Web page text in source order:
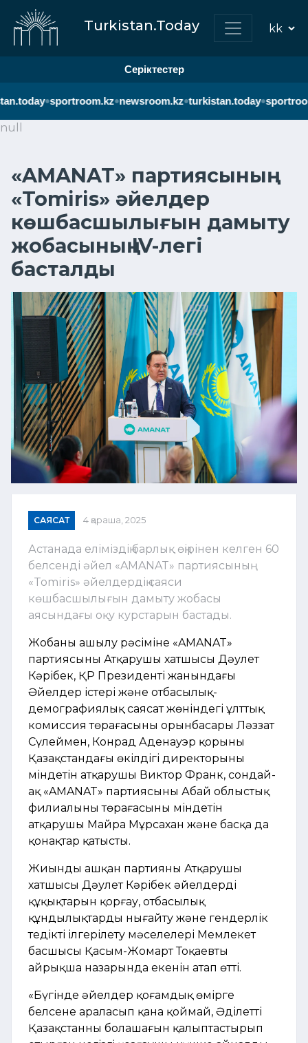
Turkistan.Today
Серіктестер
•sportroom.kz•newsroom.kz•turkistan.today•
null
«AMANAT» партиясының
«Tomiris» әйелдер
көшбасшылығын дамыту
жобасының IV-легі
басталды
САЯСАТ 4 қараша, 2025
Астанада еліміздің барлық өңірінен келген 60
белсенді әйел «AMANAT» партиясының
«Tomiris» әйелдердің саяси
көшбасшылығын дамыту жобасы
аясындағы оқу курстарын бастады.
Жобаның ашылу рәсіміне «AMANAT»
партиясының Атқарушы хатшысы Дәулет
Кәрібек, ҚР Президенті жанындағы
Әйелдер істері және отбасылық-
демографиялық саясат жөніндегі ұлттық
комиссия төрағасының орынбасары Ләззат
Сүлеймен, Конрад Аденауэр қорының
Қазақстандағы өкілдігі директорының
міндетін атқарушы Виктор Франк, сондай-
ақ «AMANAT» партиясының Абай облыстық
филиалының төрағасының міндетін
атқарушы Майра Мұрсахан және басқа да
қонақтар қатысты.
Жиынды ашқан партияның Атқарушы
хатшысы Дәулет Кәрібек әйелдердің
құқықтарын қорғау, отбасылық
құндылықтарды нығайту және гендерлік
теңдікті ілгерілету мәселелері Мемлекет
басшысы Қасым-Жомарт Тоқаевтың
айрықша назарында екенін атап өтті.
«Бүгінде әйелдер қоғамдық өмірге
белсене араласып қана қоймай, Әділетті
Қазақстанның болашағын қалыптастырып